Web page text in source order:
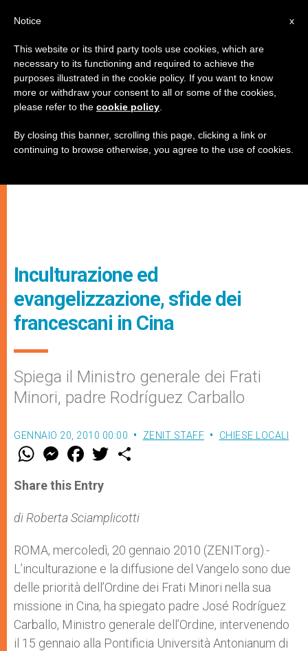
Inculturazione ed
evangelizzazione, sfide dei
francescani in Cina
Spiega il Ministro generale dei Frati
Minori, padre Rodríguez Carballo
GENNAIO 20, 2010 00:00 ZENIT STAFF CHIESE LOCALI
W
t
s
p
p
M
e
s
e
g
e
F
a
e
b
o
k
w
r
Share this Entry
di Roberta Sciamplicotti
ROMA, mercoledì, 20 gennaio 2010 (ZENIT.org).-
L’inculturazione e la diffusione del Vangelo sono due
delle priorità dell’Ordine dei Frati Minori nella sua
missione in Cina, ha spiegato padre José Rodríguez
Carballo, Ministro generale dell’Ordine, intervenendo
il 15 gennaio alla Pontificia Università Antonianum di
x
Notice
This website or its third party tools use cookies, which are
necessary to its functioning and required to achieve the
purposes illustrated in the cookie policy. If you want to know
more or withdraw your consent to all or some of the cookies,
please refer to the cookie policy
By closing this banner, scrolling this page, clicking a link or
continuing to browse otherwise, you agree to the use of cookies.